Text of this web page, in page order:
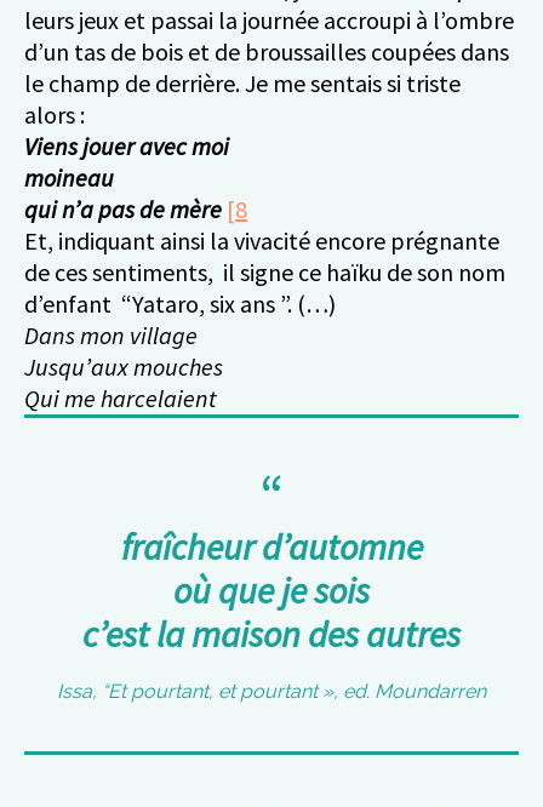
leurs jeux et passai la journée accroupi à l’ombre
d’un tas de bois et de broussailles coupées dans
le champ de derrière. Je me sentais si triste
alors :
Viens jouer avec moi
moineau
qui n’a pas de mère [8
Et, indiquant ainsi la vivacité encore prégnante
de ces sentiments, il signe ce haïku de son nom
d’enfant “Yataro, six ans ”. (…)
Dans mon village
Jusqu’aux mouches
Qui me harcelaient
fraîcheur d’automne
où que je sois
c’est la maison des autres
Issa, “Et pourtant, et pourtant », ed. Moundarren